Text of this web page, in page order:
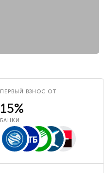
ПЕРВЫЙ ВЗНОС ОТ
15%
БАНКИ